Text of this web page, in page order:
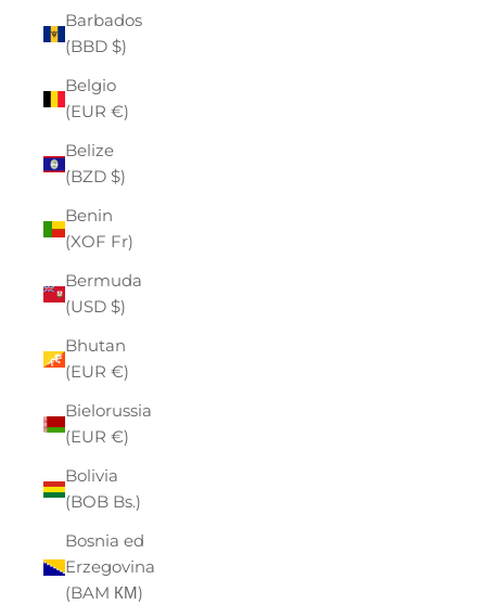
Barbados
(BBD $)
Belgio
(EUR €)
Belize
(BZD $)
Benin
(XOF Fr)
Bermuda
(USD $)
Bhutan
(EUR €)
Bielorussia
(EUR €)
Bolivia
(BOB Bs.)
Bosnia ed
Erzegovina
(BAM КМ)